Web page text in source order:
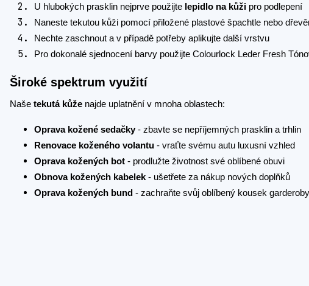
U hlubokých prasklin nejprve použijte lepidlo na kůži pro podlepení
Naneste tekutou kůži pomocí přiložené plastové špachtle nebo
Nechte zaschnout a v případě potřeby aplikujte další vrstvu
Pro dokonalé sjednocení barvy použijte Colourlock Leder Fresh
Široké spektrum využití
Naše tekutá kůže najde uplatnění v mnoha oblastech:
Oprava kožené sedačky- zbavte se nepříjemných prasklin a trhlin
Renovace koženého volantu - vraťte svému autu luxusní vzhled
Oprava kožených bot - prodlužte životnost své oblíbené obuvi
Obnova kožených kabelek - ušetřete za nákup nových doplňků
Oprava kožených bund - zachraňte svůj oblíbený kousek garderoby